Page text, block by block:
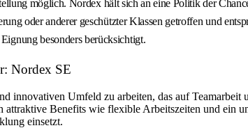
möglich. Nordex hält sich an eine Politik der
oder anderer geschützter Klassen getroffen und
besonders berücksichtigt.
Nordex SE
Umfeld zu arbeiten, das auf Teamarbeit
Benefits wie flexible Arbeitszeiten und ein
einsetzt.